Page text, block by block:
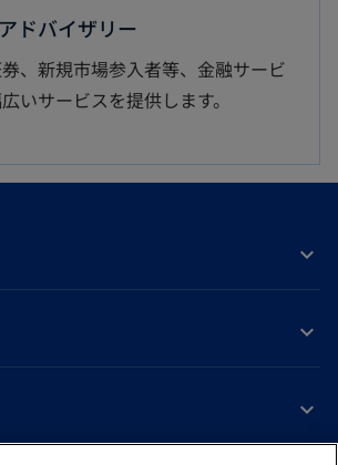
ドバイザリー
、新規市場参入者等、金融サービ
いサービスを提供します。